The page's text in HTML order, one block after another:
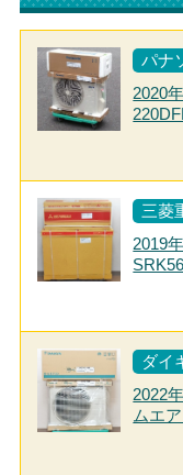
パナ
2020
三菱
2019
ダイ
2022
ムエ